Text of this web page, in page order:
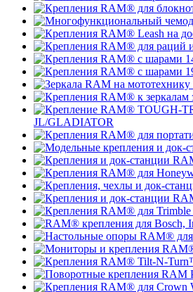
JL/GLADIATOR